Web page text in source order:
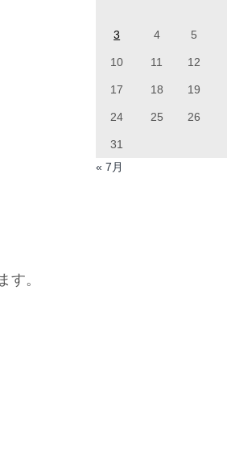
す。
3 4 5
10 11 12
17 18 19
24 25 26
31
« 7月